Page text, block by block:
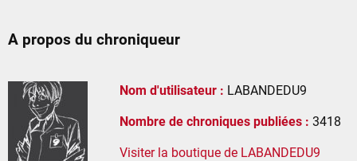
A propos du chroniqueur
Nom d'utilisateur : LABANDEDU9
Nombre de chroniques publiées : 3418
Visiter la boutique de LABANDEDU9